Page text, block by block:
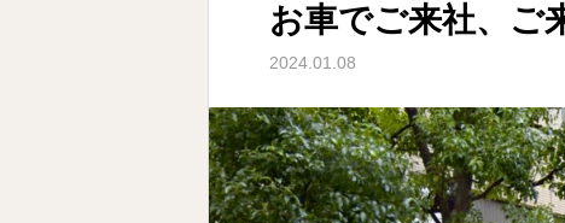
お車でご来社、ご
2024.01.08